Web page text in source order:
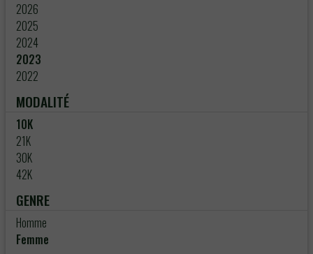
2026
2025
2024
2023
2022
MODALITÉ
10K
21K
30K
42K
GENRE
Homme
Femme